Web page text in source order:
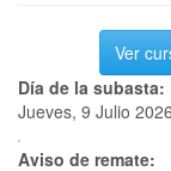
Ver
Día de la subasta:
Jueves, 9 Julio 2026
Aviso de remate: